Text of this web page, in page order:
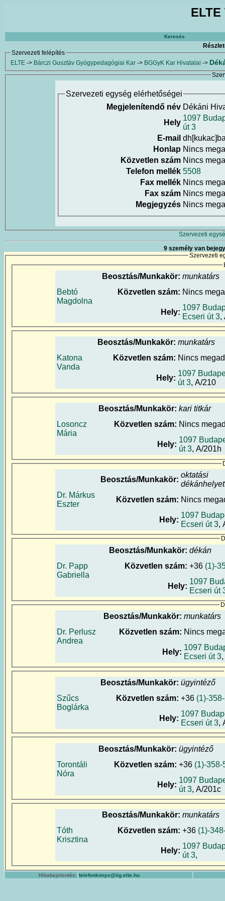
Keresés
Szervezeti felépítés
ELTE -> Bárczi Gusztáv Gyógypedagógiai Kar -> BGGyK Kar Hivatalai ->
Szervezeti egység elérhetőségei
Megjelenítendő név Dékáni
Hely
1097
út 3
E-mail
Honlap Nincs
Közvetlen szám Nincs
Telefon mellék 5508
Fax mellék Nincs
Fax szám Nincs
Megjegyzés Nincs
Szervezeti
9 személy van
Szervezeti
Bebtó
Magdolna
Beosztás/Munkakör: munkatárs
Közvetlen szám: Nincs
Hely:
1097
Ecseri út 3,
Katona
Vanda
Beosztás/Munkakör: munkatárs
Közvetlen szám: Nincs
Hely:
1097
út 3, A/210
Losoncz
Mária
Beosztás/Munkakör: kari titkár
Közvetlen szám: Nincs
Hely:
1097
út 3, A/201h
Dr. Márkus
Eszter
Beosztás/Munkakör:
oktatási
Közvetlen szám: Nincs
Hely:
1097
Ecseri út 3,
Dr. Papp
Gabriella
Beosztás/Munkakör: dékán
Közvetlen szám: +36 (1)-
Hely:
1097
Ecseri út
Dr. Perlusz
Andrea
Beosztás/Munkakör: munkatárs
Közvetlen szám: Nincs
Hely:
1097
Ecseri út 3
Szűcs
Boglárka
Beosztás/Munkakör: ügyintéző
Közvetlen szám: +36 (1)-
Hely:
1097
Ecseri út 3,
Torontáli
Nóra
Beosztás/Munkakör: ügyintéző
Közvetlen szám: +36 (1)-358-
Hely:
1097
út 3, A/201c
Tóth
Krisztina
Beosztás/Munkakör: munkatárs
Közvetlen szám: +36 (1)-
Hely:
1097
út 3,
Hibabejelentés: telefonkonyv@iig.elte.hu